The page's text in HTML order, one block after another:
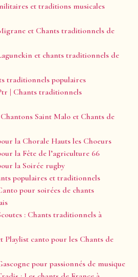
et traditions musicales
et Chants traditionnels de
et chants traditionnels de
traditionnels populaires
| Chants traditionnels
Saint Malo et Chants de
la Chorale Hauts les Choeurs
la Fête de l’agriculture 66
la Soirée rugby
populaires et traditionnels
pour soirées de chants
: Chants traditionnels à
Playlist canto pour les Chants de
pour passionnés de musique